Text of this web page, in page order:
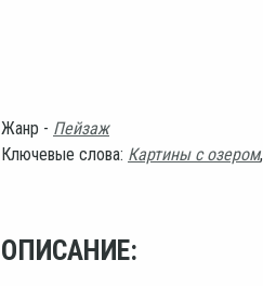
Жанр - Пейзаж
Ключевые слова: Картины с озером,
ОПИСАНИЕ: